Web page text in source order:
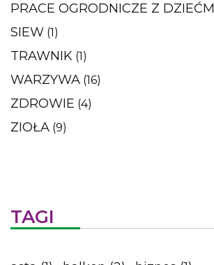
PRACE OGRODNICZE Z
SIEW (1)
TRAWNIK (1)
WARZYWA (16)
ZDROWIE (4)
ZIOŁA (9)
TAGI